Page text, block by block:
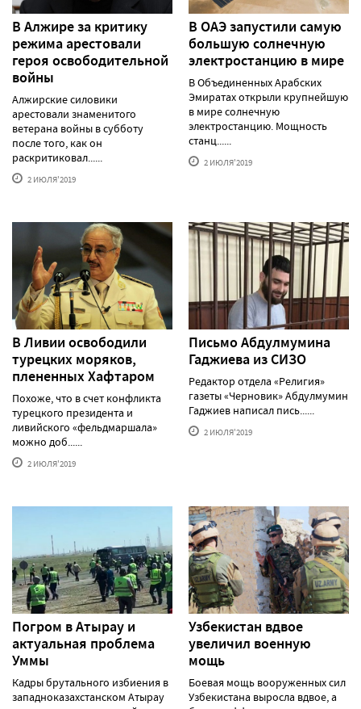
В Алжире за критику
режима арестовали
героя освободительной
войны
Алжирские силовики
арестовали знаменитого
ветерана войны в субботу
после того, как он
раскритиковал......
2 ИЮЛЯ'2019
В ОАЭ запустили самую
большую солнечную
электростанцию в мире
В Объединенных Арабских
Эмиратах открыли крупнейшую
в мире солнечную
электростанцию. Мощность
станц......
2 ИЮЛЯ'2019
В Ливии освободили
турецких моряков,
плененных Хафтаром
Похоже, что в счет конфликта
турецкого президента и
ливийского «фельдмаршала»
можно доб......
2 ИЮЛЯ'2019
Письмо Абдулмумина
Гаджиева из СИЗО
Редактор отдела «Религия»
газеты «Черновик» Абдулмумин
Гаджиев написал пись......
2 ИЮЛЯ'2019
Погром в Атырау и
актуальная проблема
Уммы
Кадры брутального избиения в
западноказахстанском Атырау
Узбекистан вдвое
увеличил военную
мощь
Боевая мощь вооруженных сил
Узбекистана выросла вдвое, а